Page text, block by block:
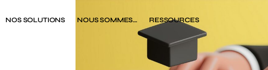
NOS SOLUTIONS NOUS SOMMES… RESSOURCES